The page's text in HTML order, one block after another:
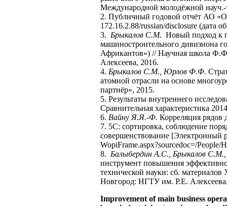
Международной молодёжной
2. Публичный годовой отчёт АО
172.16.2.88/russian/disclosure (дата
3. Брыкалов С.М. Новый подход к
машиностроительного дивизиона
Африкантов») // Научная школа
Алексеева, 2016.
4. Брыкалов С.М., Юрлов Ф.Ф.
атомной отрасли на основе
партнёр», 2015.
5. Результаты внутреннего
Сравнительная характеристика
6. Вайну Я.Я.-Ф. Корреляция
7. 5С: сортировка, соблюдение
совершенствование [Электронный
WopiFrame.aspx?sourcedoc=/
8. Балыбердин А.С., Брыкалов
инструмент повышения
технической науки: сб.
Новгород: НГТУ им. Р.Е.
Improvement of main business